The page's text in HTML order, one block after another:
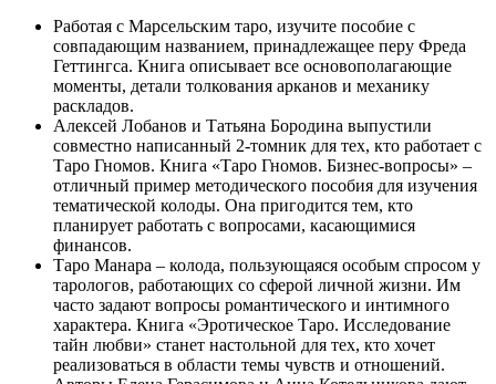
Работая с Марсельским таро, изучите пособие с
совпадающим названием, принадлежащее перу Фреда
Геттингса. Книга описывает все основополагающие
моменты, детали толкования арканов и механику
раскладов.
Алексей Лобанов и Татьяна Бородина выпустили
совместно написанный 2-томник для тех, кто работает с
Таро Гномов. Книга «Таро Гномов. Бизнес-вопросы» –
отличный пример методического пособия для изучения
тематической колоды. Она пригодится тем, кто
планирует работать с вопросами, касающимися
финансов.
Таро Манара – колода, пользующаяся особым спросом у
тарологов, работающих со сферой личной жизни. Им
часто задают вопросы романтического и интимного
характера. Книга «Эротическое Таро. Исследование
тайн любви» станет настольной для тех, кто хочет
реализоваться в области темы чувств и отношений.